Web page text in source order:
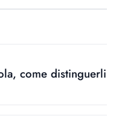
come distinguerli